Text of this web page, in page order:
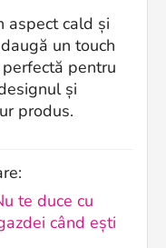
aspect cald și
un touch
pentru
și
produs.
te duce cu
când ești